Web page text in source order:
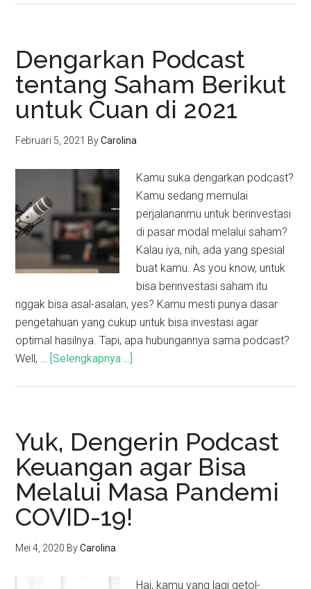
Dengarkan Podcast
tentang Saham Berikut
untuk Cuan di 2021
Februari 5, 2021 ByCarolina
Kamu suka dengarkan podcast?
Kamu sedang memulai
perjalananmu untuk berinvestasi
di pasar modal melalui saham?
Kalau iya, nih, ada yang spesial
buat kamu. As you know, untuk
bisa berinvestasi saham itu
nggak bisa asal-asalan, yes? Kamu mesti punya dasar
pengetahuan yang cukup untuk bisa investasi agar
optimal hasilnya. Tapi, apa hubungannya sama podcast?
Well, … [Selengkapnya ...]
Yuk, Dengerin Podcast
Keuangan agar Bisa
Melalui Masa Pandemi
COVID-19!
Mei 4, 2020 ByCarolina
Hai, kamu yang lagi getol-